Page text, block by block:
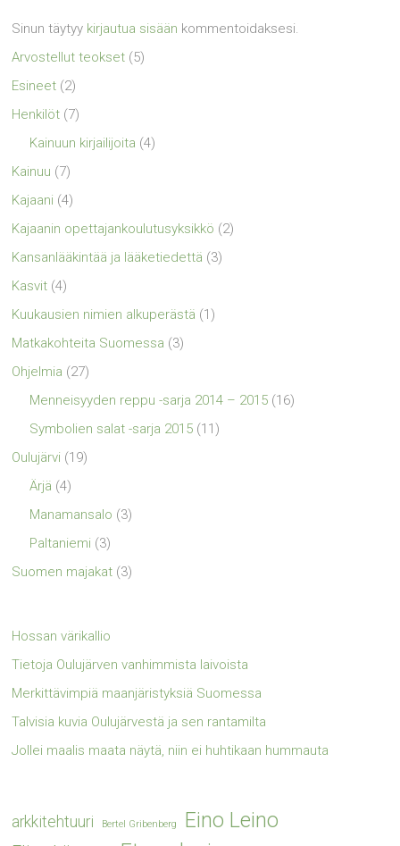
Sinun täytyy kirjautua sisään kommentoidaksesi.
Arvostellut teokset (5)
Esineet (2)
Henkilöt (7)
Kainuun kirjailijoita (4)
Kainuu (7)
Kajaani (4)
Kajaanin opettajankoulutusyksikkö (2)
Kansanlääkintää ja lääketiedettä (3)
Kasvit (4)
Kuukausien nimien alkuperästä (1)
Matkakohteita Suomessa (3)
Ohjelmia (27)
Menneisyyden reppu -sarja 2014 – 2015 (16)
Symbolien salat -sarja 2015 (11)
Oulujärvi (19)
Ärjä (4)
Manamansalo (3)
Paltaniemi (3)
Suomen majakat (3)
Hossan värikallio
Tietoja Oulujärven vanhimmista laivoista
Merkittävimpiä maanjäristyksiä Suomessa
Talvisia kuvia Oulujärvestä ja sen rantamilta
Jollei maalis maata näytä, niin ei huhtikaan hummauta
arkkitehtuuri Bertel Gribenberg Eino Leino